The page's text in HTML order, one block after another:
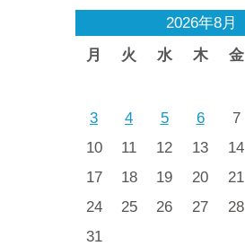
2026年8月
月
火 水 木 金
3
4 5 6 7
10
11 12 13 14
17
18 19 20 21
24
25 26 27 28
31